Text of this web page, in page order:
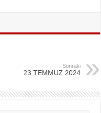
Sonraki
23 TEMMUZ 2024